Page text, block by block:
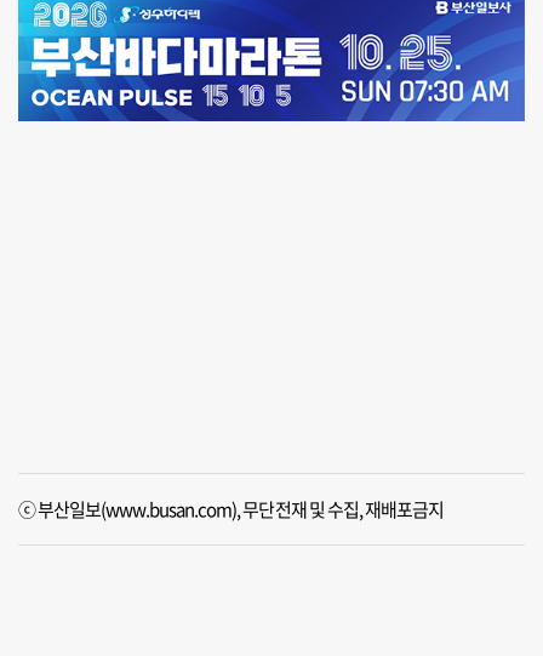
ⓒ 부산일보(www.busan.com), 무단전재 및 수집, 재배포금지